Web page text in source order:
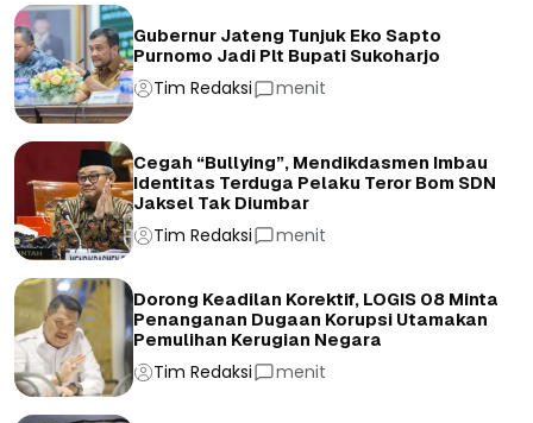
Gubernur Jateng Tunjuk Eko Sapto
Purnomo Jadi Plt Bupati Sukoharjo
Tim Redaksi menit
Cegah “Bullying”, Mendikdasmen Imbau
Identitas Terduga Pelaku Teror Bom SDN
Jaksel Tak Diumbar
Tim Redaksi menit
Dorong Keadilan Korektif, LOGIS 08 Minta
Penanganan Dugaan Korupsi Utamakan
Pemulihan Kerugian Negara
Tim Redaksi menit